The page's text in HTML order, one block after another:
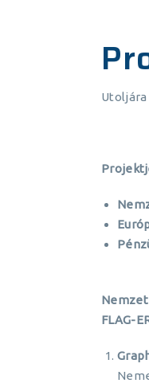
Utoljára
FLAG-